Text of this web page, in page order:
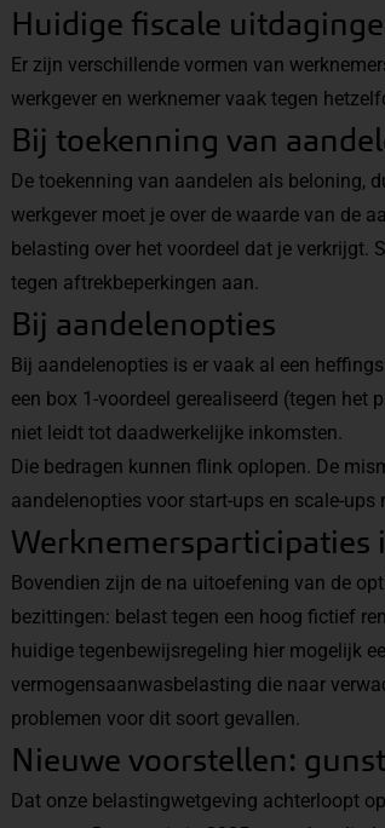
Huidige fiscale
Er zijn verschillende vormen van
werkgever en werknemer vaak tegen
Bij toekenning van
De toekenning van aandelen als beloning,
werkgever moet je over de waarde van de
belasting over het voordeel dat je verkrijgt.
tegen aftrekbeperkingen aan.
Bij aandelenopties
Bij aandelenopties is er vaak al een
een box 1-voordeel gerealiseerd (tegen
niet leidt tot daadwerkelijke inkomsten.
Die bedragen kunnen flink oplopen. De
aandelenopties voor start-ups en scale-
Werknemersparticipaties
Bovendien zijn de na uitoefening van de
bezittingen: belast tegen een hoog fictief
huidige tegenbewijsregeling hier mogelijk
vermogensaanwasbelasting die naar
problemen voor dit soort gevallen.
Nieuwe voorstellen:
Dat onze belastingwetgeving achterloopt